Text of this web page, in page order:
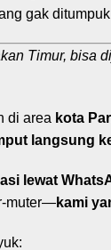
gak
Timur, bisa
di area kota
langsung
lewat
muter—kami